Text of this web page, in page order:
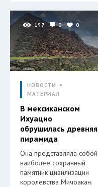
197 0 0
НОВОСТИ
МАТЕРИАЛ
В мексиканском
Ихуацио
обрушилась древняя
пирамида
Она представляла собой
наиболее сохранный
памятник цивилизации
королевства Мичоакан.